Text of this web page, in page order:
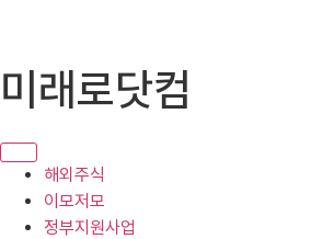
텐
로
미래로닷컴
해외주식
이모저모
정부지원사업